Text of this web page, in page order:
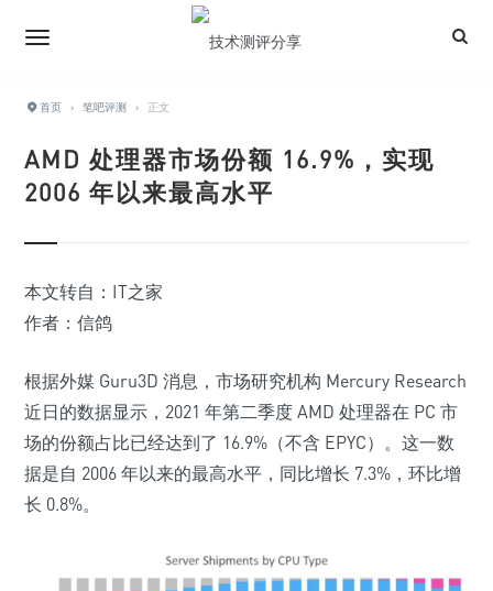
首页 › 笔吧评测 › 正文
AMD 处理器市场份额 16.9%，实现
2006 年以来最高水平
本文转自：IT之家
作者：信鸽
根据外媒 Guru3D 消息，市场研究机构 Mercury Research
近日的数据显示，2021 年第二季度 AMD 处理器在 PC 市
场的份额占比已经达到了 16.9% （不含 EPYC）。这一数
据是自 2006 年以来的最高水平，同比增长 7.3%，环比增
长 0.8%。